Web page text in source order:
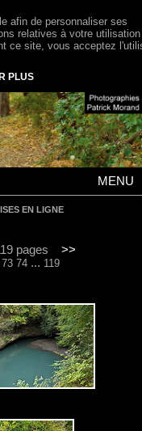
MENU
EN LIGNE
pages >>
73 74... 119
afin de personnaliser ses
relatives à votre
ce site, vous acceptez
PLUS